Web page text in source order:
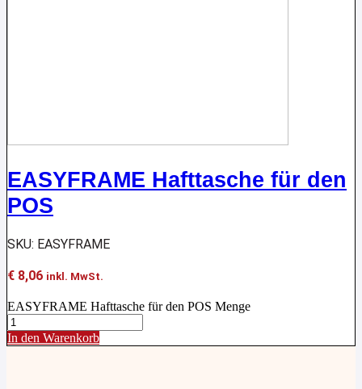
EASYFRAME Hafttasche für den
POS
SKU: EASYFRAME
€ 8,06 inkl. MwSt.
EASYFRAME Hafttasche für den POS Menge
In den Warenkorb